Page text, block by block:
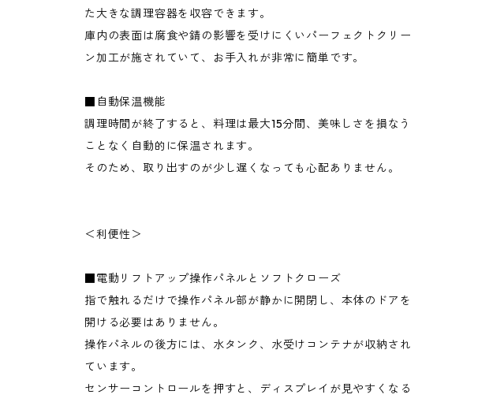
た大きな調理容器を収容できます。
庫内の表面は腐食や錆の影響を受けにくいパーフェクトクリー
ン加工が施されていて、お手入れが非常に簡単です。
■自動保温機能
調理時間が終了すると、料理は最大15分間、美味しさを損なう
ことなく自動的に保温されます。
そのため、取り出すのが少し遅くなっても心配ありません。
＜利便性＞
■電動リフトアップ操作パネルとソフトクローズ
指で触れるだけで操作パネル部が静かに開閉し、本体のドアを
開ける必要はありません。
操作パネルの後方には、水タンク、水受けコンテナが収納され
ています。
センサーコントロールを押すと、ディスプレイが見やすくなる